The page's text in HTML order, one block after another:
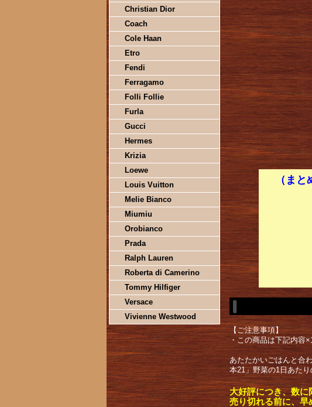
Christian Dior
Coach
Cole Haan
Etro
Fendi
Ferragamo
Folli Follie
Furla
Gucci
Hermes
Krizia
Loewe
Louis Vuitton
Melie Bianco
Miumiu
Orobianco
Prada
Ralph Lauren
Roberta di Camerino
Tommy Hilfiger
Versace
Vivienne Westwood
（ま
【ご注意事項】
・この商品は下記内容
あたたかいごはんと合
本21」野菜の1日あた
大好評につき、数
売り切れる前に、早